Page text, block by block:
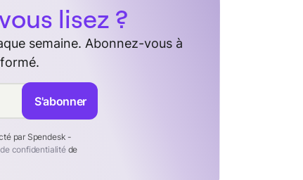
lisez ?
semaine. Abonnez-vous à
par Spendesk -
confidentialitéde
S'abonner